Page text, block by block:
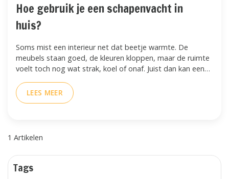
Hoe gebruik je een schapenvacht in
huis?
Soms mist een interieur net dat beetje warmte. De
meubels staan goed, de kleuren kloppen, maar de ruimte
voelt toch nog wat strak, koel of onaf. Juist dan kan een
woonaccessoire maak je een stoel zachter, een bank
uitnodigender of een slaapkamer warmer.
LEES MEER
1 Artikelen
Tags